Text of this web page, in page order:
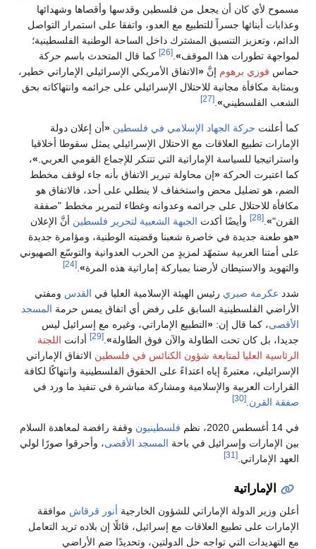
مسموح لأي كان أن يجعل من فلسطين وقدسها وأقصاها وشهدائها
وعذابات أبنائها جسراً للتطبيع مع العدو، واتفقا على استمرار التواصل
الدائم، وتعزيز التنسيق المشترك داخل الساحة الوطنية الفلسطينية؛
لمواجهة تطورات هذا الموقف»
[26]
كما قال المتحدث باسم حركة
حماس فوزي برهوم إنَّ «الاتفاق الأمريكي الإسرائيلي الإماراتي خطير،
وبمثابة مكافأة مجانية للاحتلال الإسرائيلي على جرائمه وانتهاكاته بحق
الشعب الفلسطيني»
[27]
كما أعلنت حركة الجهاد الإسلامي في فلسطين «أن إعلان دولة
الإمارات تطبيع العلاقات مع الاحتلال الإسرائيلي يمثل سقوطا أخلاقيا
واستراتيجيا للسياسة الإماراتية التي تتنكر للإجماع القومي العربي. »،
كما اعتبرت الحركة «إن محاولة تبرير الاتفاق بأنه جاء لوقف مخطط
الضم، هو تضليل محض واستخفاف لا ينطلي على أحد، فالاتفاق هو
مكافأة للاحتلال على جرائمه وعدوانه وغطاء لتمرير مخطط "صفقة
القرن"»
[28] وأيضًا أكدت الجبهة الشعبية لتحرير فلسطين أنَّ الإعلان
«هو طعنة جديدة في خاصرة شعبنا وقضيته الوطنية، ومؤامرة جديدة
على أمتنا العربية ستمهّد لمزيدٍ من الحرب العدوانية والتوسّع الصهيوني
والتهويد والاستيطان لأرضنا بمباركة إماراتية هذه المرة»
[24]
شدد عكرمة صبري رئيس الهيئة الإسلامية العليا في القدس ومفتي
الأراضي الفلسطينية السابق على رفض أي اتفاق يمس حرمة المسجد
الأقصى، كما قال إن: «التطبيع الإماراتي، وغيره مع إسرائيل ليس
جديدا، بل كان تحت الطاولة والآن فوق الطاولة»
[29] أدانت اللجنة
الرئاسية العليا لمتابعة شؤون الكنائس في فلسطين الاتفاق الإماراتي
الإسرائيلي، معتبرةً إياه اعتداءً على الحقوق الفلسطينية وانتهاكًا لكافة
القرارات العربية والإسلامية ومشاركة مباشرة في تنفيذ ما ورد في
صفقة القرن [30]
في 14 أغسطس 2020، نظم فلسطينيون وقفة رافضة لمعاهدة السلام
بين الإمارات وإسرائيل في باحة المسجد الأقصى، وأحرقوا صورًا لولي
العهد الإماراتي. [31]
الإماراتية
أعلن وزير الدولة الإماراتي للشؤون الخارجية أنور قرقاش موافقة
الإمارات على تطبيع العلاقات مع إسرائيل، قائلًا إن بلاده تريد التعامل
مع التهديدات التي تواجه حل الدولتين، وتحديدًا ضم الأراضي